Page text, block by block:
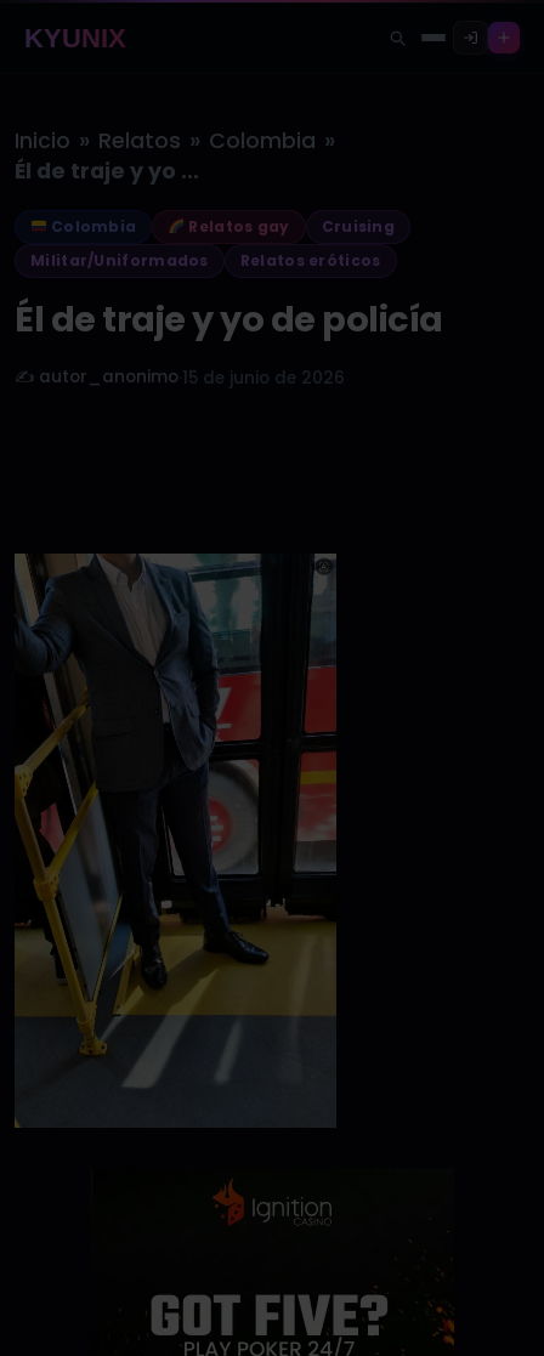
KYUNIX
Inicio » Relatos » Colombia »
Él de traje y yo de…
Colombia Relatos gay
Cruising
Militar/Uniformados
Relatos eróticos
Él de traje y yo de policía
✍️ autor_anonimo 15 de junio de 2026